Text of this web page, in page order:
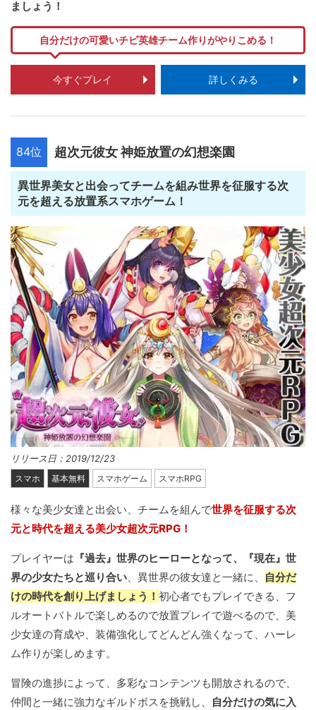
ましょう！
自分だけの可愛いチビ英雄チーム作りがやりこめる！
今すぐプレイ 詳しくみる
84位 超次元彼女 神姫放置の幻想楽園
異世界美女と出会ってチームを組み世界を征服する次
元を超える放置系スマホゲーム！
リリース日：2019/12/23
スマホ 基本無料 スマホゲーム スマホRPG
様々な美少女達と出会い、チームを組んで世界を征服する次
元と時代を超える美少女超次元RPG！
プレイヤーは 『過去』世界のヒーローとなって、『現在』世
界の少女たちと巡り合い、異世界の彼女達と一緒に、
自分だ
けの時代を創り上げましょう！ 初心者でもプレイできる、フ
ルオートバトルで楽しめるので放置プレイで遊べるので、美
少女達の育成や、装備強化してどんどん強くなって、ハーレ
ム作りが楽しめます。
冒険の進捗によって、多彩なコンテンツも開放されるので、
仲間と一緒に強力なギルドボスを挑戦し、
自分だけの気に入